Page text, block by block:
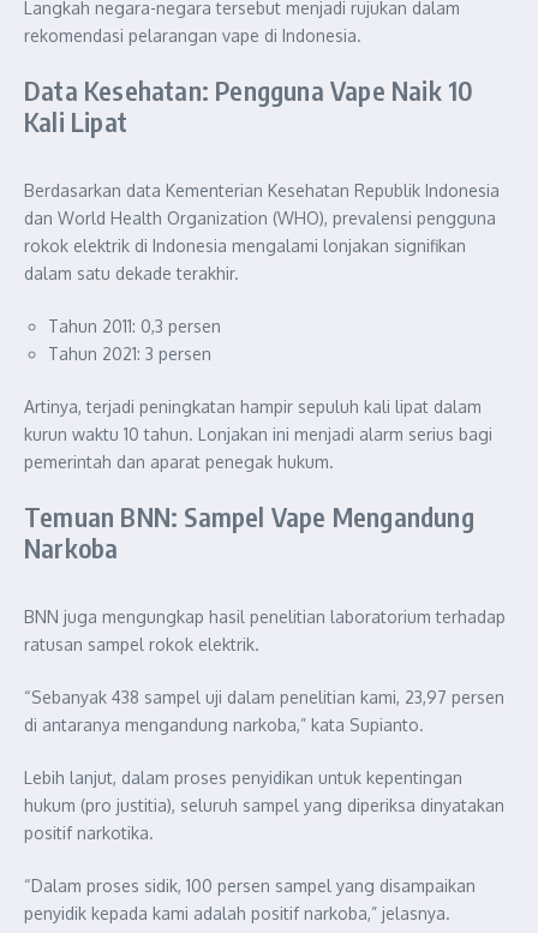
Langkah negara-negara tersebut menjadi rujukan dalam
rekomendasi pelarangan vape di Indonesia.
Data Kesehatan: Pengguna Vape Naik 10
Kali Lipat
Berdasarkan data Kementerian Kesehatan Republik Indonesia
dan World Health Organization (WHO), prevalensi pengguna
rokok elektrik di Indonesia mengalami lonjakan signifikan
dalam satu dekade terakhir.
Tahun 2011: 0,3 persen
Tahun 2021: 3 persen
Artinya, terjadi peningkatan hampir sepuluh kali lipat dalam
kurun waktu 10 tahun. Lonjakan ini menjadi alarm serius bagi
pemerintah dan aparat penegak hukum.
Temuan BNN: Sampel Vape Mengandung
Narkoba
BNN juga mengungkap hasil penelitian laboratorium terhadap
ratusan sampel rokok elektrik.
“Sebanyak 438 sampel uji dalam penelitian kami, 23,97 persen
di antaranya mengandung narkoba,” kata Supianto.
Lebih lanjut, dalam proses penyidikan untuk kepentingan
hukum (pro justitia), seluruh sampel yang diperiksa dinyatakan
positif narkotika.
“Dalam proses sidik, 100 persen sampel yang disampaikan
penyidik kepada kami adalah positif narkoba,” jelasnya.